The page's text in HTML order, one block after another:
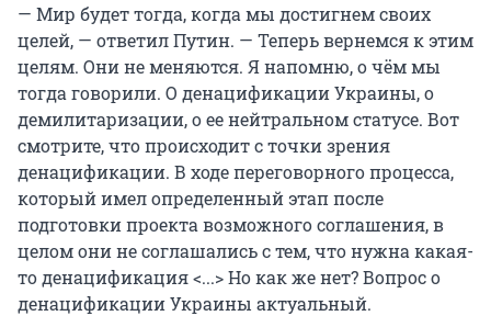
— Мир будет тогда, когда мы достигнем своих
целей, — ответил Путин. — Теперь вернемся к этим
целям. Они не меняются. Я напомню, о чём мы
тогда говорили. О денацификации Украины, о
демилитаризации, о ее нейтральном статусе. Вот
смотрите, что происходит с точки зрения
денацификации. В ходе переговорного процесса,
который имел определенный этап после
подготовки проекта возможного соглашения, в
целом они не соглашались с тем, что нужна какая-
то денацификация <...> Но как же нет? Вопрос о
денацификации Украины актуальный.